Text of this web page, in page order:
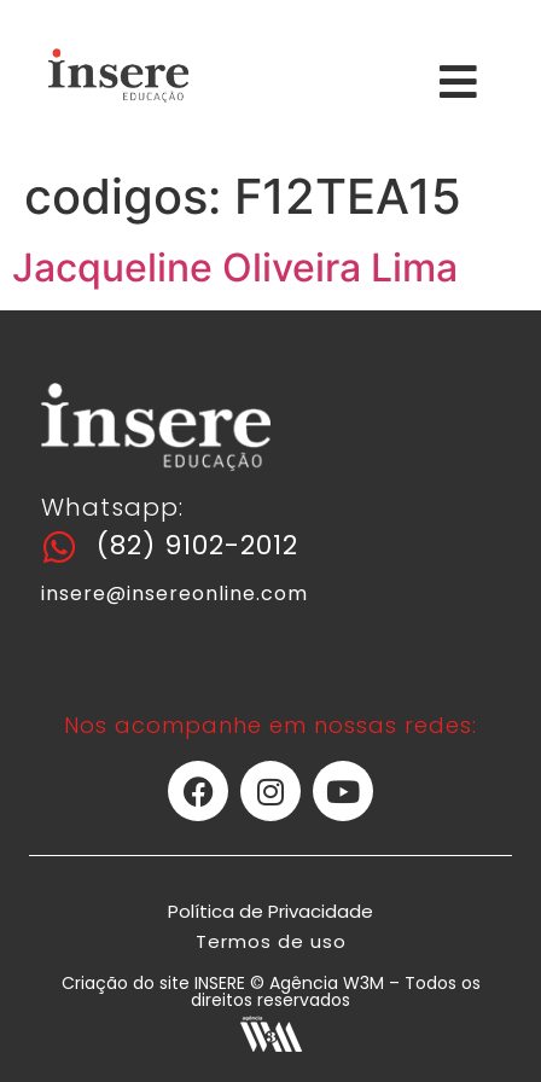
codigos: F12TEA15
Jacqueline Oliveira Lima
Whatsapp:
(82) 9102-2012
insere@insereonline.com
Nos acompanhe em nossas redes:
Política de Privacidade
Termos de uso
Criação do site INSERE © Agência W3M – Todos os
direitos reservados